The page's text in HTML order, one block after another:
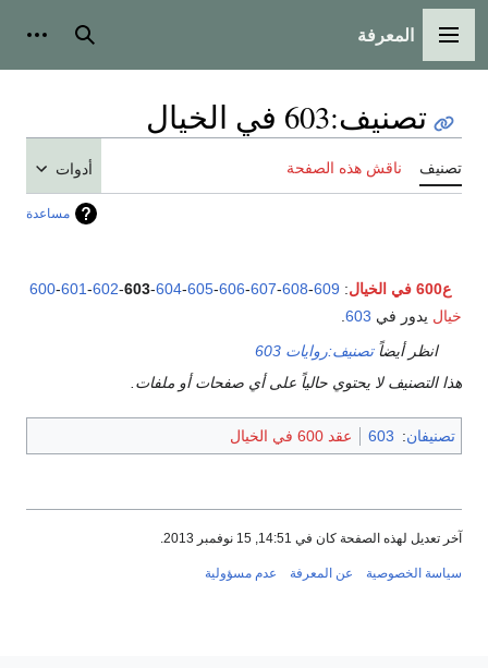
القائمة الرئيسية
المعرفة بحث
تصنيف:603 في الخيال
تصنيف ناقش هذه الصفحة أدوات
مساعدة
ع600 في الخيال :
600-601-602-603-604-605-606-607-608-609
خيال يدور في 603
انظر أيضاًتصنيف:روايات 603
هذا التصنيف لا يحتوي حالياً على أي صفحات أو ملفات.
تصنيفان:
603 عقد 600 في الخيال
آخر تعديل لهذه الصفحة كان في 14:51, 15 نوفمبر 2013.
سياسة الخصوصية عن المعرفة عدم مسؤولية